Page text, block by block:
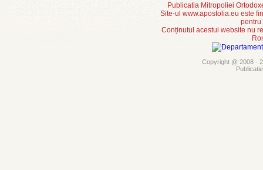
Publicatia Mitropoliei
Site-ul www.apostolia.eu este
pentru
Conținutul acestui website nu
Copyright @ 2008 -